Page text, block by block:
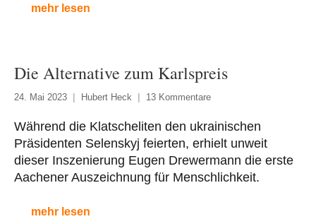
mehr lesen
Die Alternative zum Karlspreis
24. Mai 2023 Hubert Heck 13 Kommentare
Während die Klatscheliten den ukrainischen
Präsidenten Selenskyj feierten, erhielt unweit
dieser Inszenierung Eugen Drewermann die erste
Aachener Auszeichnung für Menschlichkeit.
mehr lesen